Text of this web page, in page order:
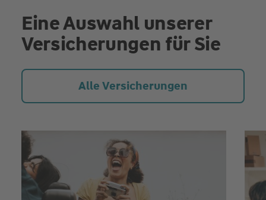
Eine Auswahl unserer
Versicherungen für Sie
Alle Versicherungen